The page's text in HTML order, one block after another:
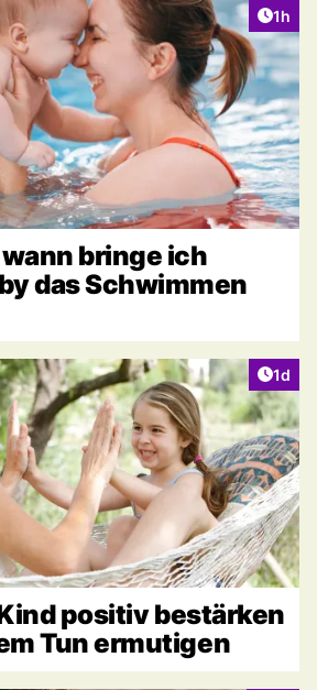
1h
bringe ich
das Schwimmen
1d
positiv bestärken
Tun ermutigen